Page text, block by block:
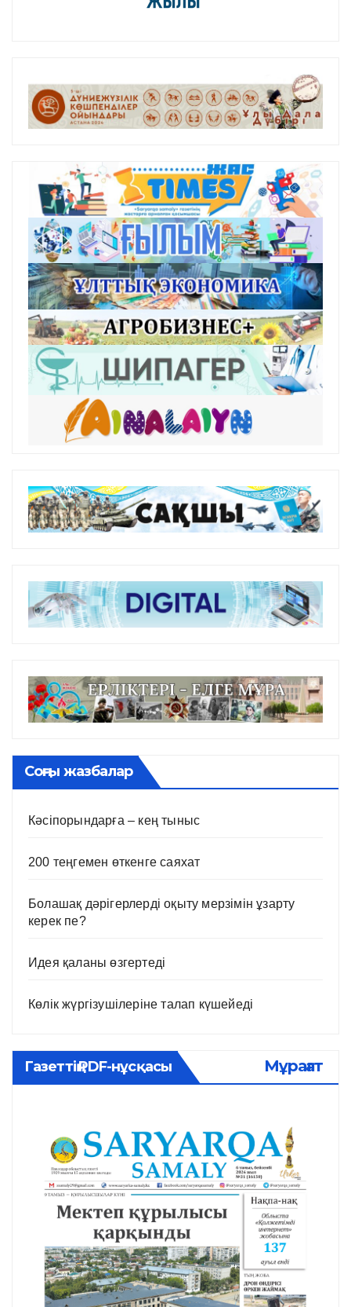
Соңғы жазбалар
Кәсіпорындарға – кең тыныс
200 теңгемен өткенге саяхат
Болашақ дәрігерлерді оқыту мерзімін ұзарту
керек пе?
Идея қаланы өзгертеді
Көлік жүргізушілеріне талап күшейеді
Газеттің PDF-нұсқасы Мұрағат